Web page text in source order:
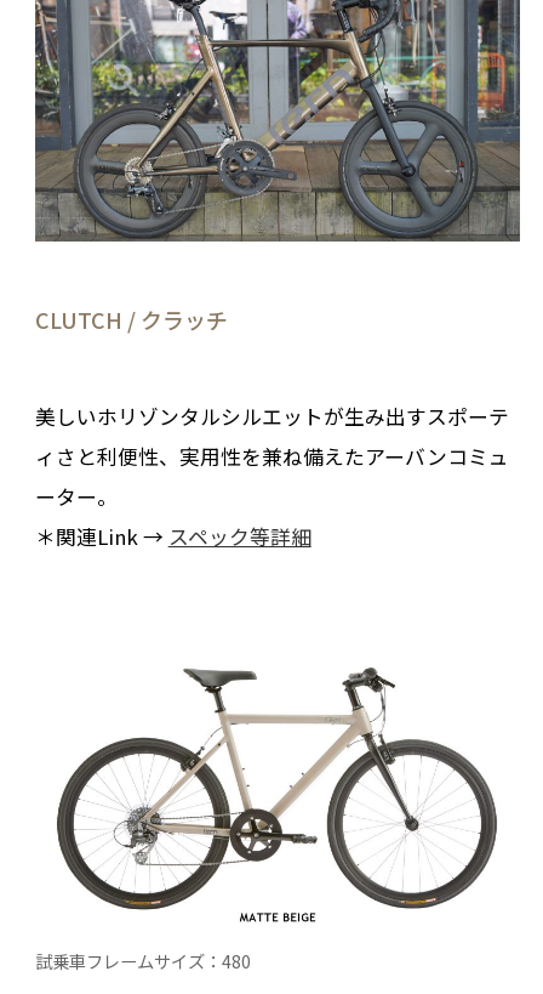
CLUTCH / クラッチ
美しいホリゾンタルシルエットが生み出すスポーテ
ィさと利便性、実用性を兼ね備えたアーバンコミュ
ーター。
＊関連Link → スペック等詳細
試乗車フレームサイズ：480